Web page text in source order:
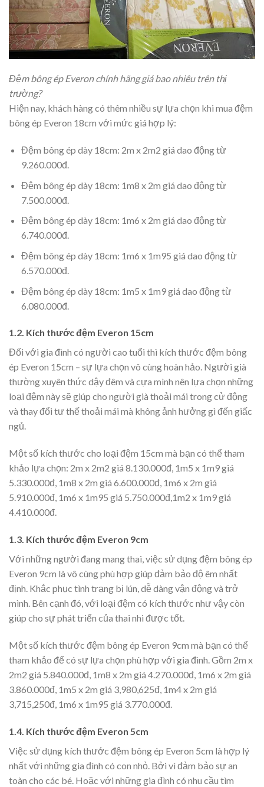
Đệm bông ép Everon chính hãng giá bao nhiêu trên thị
trường?
Hiện nay, khách hàng có thêm nhiều sự lựa chọn khi mua đệm
bông ép Everon 18cm với mức giá hợp lý:
Đệm bông ép dày 18cm: 2m x 2m2 giá dao động từ
9.260.000đ.
Đệm bông ép dày 18cm: 1m8 x 2m giá dao động từ
7.500.000đ.
Đệm bông ép dày 18cm: 1m6 x 2m giá dao động từ
6.740.000đ.
Đệm bông ép dày 18cm: 1m6 x 1m95 giá dao động từ
6.570.000đ.
Đệm bông ép dày 18cm: 1m5 x 1m9 giá dao động từ
6.080.000đ.
1.2. Kích thước đệm Everon 15cm
Đối với gia đình có người cao tuổi thì kích thước đệm bông
ép Everon 15cm – sự lựa chọn vô cùng hoàn hảo. Người già
thường xuyên thức dậy đêm và cựa mình nên lựa chọn những
loại đệm này sẽ giúp cho người già thoải mái trong cử động
và thay đổi tư thế thoải mái mà không ảnh hưởng gì đến giấc
ngủ.
Một số kích thước cho loại đệm 15cm mà bạn có thể tham
khảo lựa chọn: 2m x 2m2 giá 8.130.000đ, 1m5 x 1m9 giá
5.330.000đ, 1m8 x 2m giá 6.600.000đ, 1m6 x 2m giá
5.910.000đ, 1m6 x 1m95 giá 5.750.000đ,1m2 x 1m9 giá
4.410.000đ.
1.3. Kích thước đệm Everon 9cm
Với những người đang mang thai, việc sử dụng đệm bông ép
Everon 9cm là vô cùng phù hợp giúp đảm bảo độ êm nhất
định. Khắc phục tình trạng bị lún, dễ dàng vận động và trở
mình. Bên cạnh đó, với loại đệm có kích thước như vậy còn
giúp cho sự phát triển của thai nhi được tốt.
Một số kích thước đệm bông ép Everon 9cm mà bạn có thể
tham khảo để có sự lựa chọn phù hợp với gia đình. Gồm 2m x
2m2 giá 5.840.000đ, 1m8 x 2m giá 4.270.000đ, 1m6 x 2m giá
3.860.000đ, 1m5 x 2m giá 3,980,625đ, 1m4 x 2m giá
3,715,250đ, 1m6 x 1m95 giá 3.770.000đ.
1.4. Kích thước đệm Everon 5cm
Việc sử dụng kích thước đệm bông ép Everon 5cm là hợp lý
nhất với những gia đình có con nhỏ. Bởi vì đảm bảo sự an
toàn cho các bé. Hoặc với những gia đình có nhu cầu tìm